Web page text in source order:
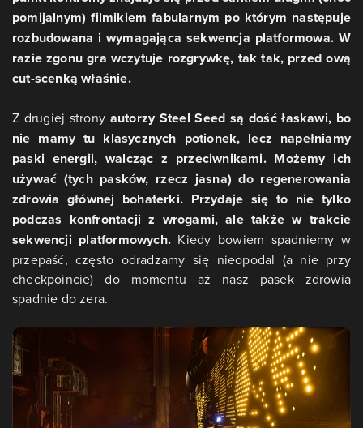
pomijalnym) filmikiem fabularnym po którym następuje
rozbudowana i wymagająca sekwencja platformowa. W
razie zgonu gra wczytuje rozgrywkę, tak tak, przed ową
cut-scenką właśnie.
Z drugiej strony autorzy Steel Seed są dość łaskawi, bo
nie mamy tu klasycznych potionek, lecz napełniamy
paski energii, walcząc z przeciwnikami. Możemy ich
używać (tych pasków, rzecz jasna) do regenerowania
zdrowia głównej bohaterki. Przydaje się to nie tylko
podczas konfrontacji z wrogami, ale także w trakcie
sekwencji platformowych. Kiedy bowiem spadniemy w
przepaść, często odradzamy się nieopodal (a nie przy
checkpoincie) do momentu aż nasz pasek zdrowia
spadnie do zera.